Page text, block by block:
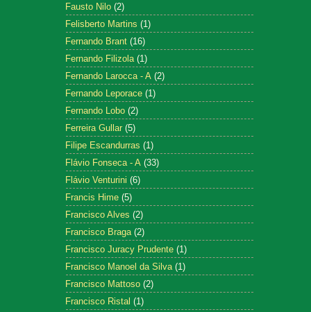
Fausto Nilo (2)
Felisberto Martins (1)
Fernando Brant (16)
Fernando Filizola (1)
Fernando Larocca - A (2)
Fernando Leporace (1)
Fernando Lobo (2)
Ferreira Gullar (5)
Filipe Escandurras (1)
Flávio Fonseca - A (33)
Flávio Venturini (6)
Francis Hime (5)
Francisco Alves (2)
Francisco Braga (2)
Francisco Juracy Prudente (1)
Francisco Manoel da Silva (1)
Francisco Mattoso (2)
Francisco Ristal (1)